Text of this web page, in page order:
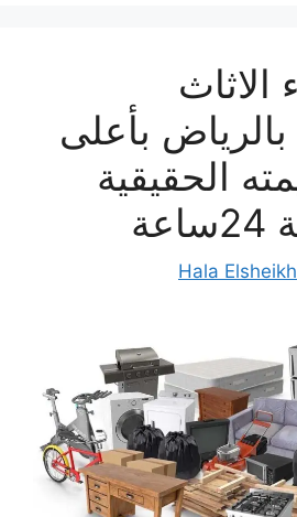
بأعلى
الحقيقية
Hala Elsheikh